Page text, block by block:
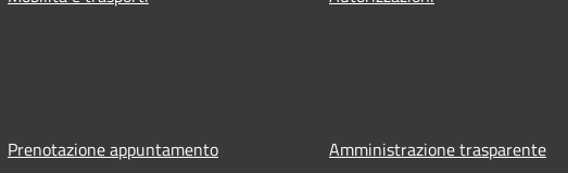
Prenotazione appuntamento
Amministrazione trasparente